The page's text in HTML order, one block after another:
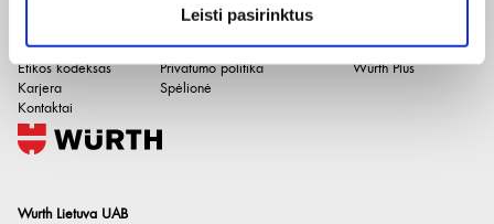
Leisti pasirinktus
Wurth Lietuva UAB
Paslaugos
Etikos kodeksas
Karjera
Kontaktai
Pirkimo internetu sąlygos
Grąžinimo taisyklės
Privatumo politika
Spėlionė
Naudingos nuorodos
Würth Plus